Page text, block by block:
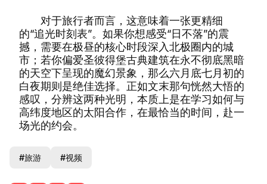
对于旅行者而言，这意味着一张更精细
的“追光时刻表”。如果你想感受“日不落”的震
撼，需要在极昼的核心时段深入北极圈内的城
市；若你偏爱圣彼得堡古典建筑在永不彻底黑暗
的天空下呈现的魔幻景象，那么六月底七月初的
白夜期则是绝佳选择。正如文末那句恍然大悟的
感叹，分辨这两种光明，本质上是在学习如何与
高纬度地区的太阳合作，在最恰当的时间，赴一
场光的约会。
#旅游 #视频